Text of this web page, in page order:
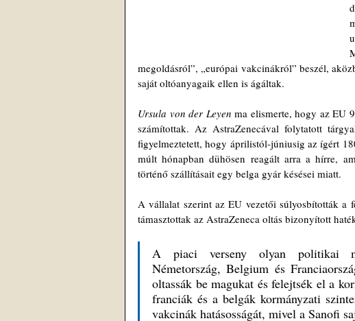
megoldásról”, „európai vakcinákról” beszél,
saját oltóanyagaik ellen is ágáltak.
Ursula von der Leyen ma elismerte, hogy az EU
számítottak. Az AstraZenecával folytatott
figyelmeztetett, hogy áprilistól-júniusig az ígért
múlt hónapban dühösen reagált arra a hírre,
történő szállításait egy belga gyár késései miatt.
A vállalat szerint az EU vezetői súlyosbították a
támasztottak az AstraZeneca oltás bizonyított
A piaci verseny olyan politikai
Németország, Belgium és
oltassák be magukat és felejtsék el a
franciák és a belgák kormányzati
vakcinák hatásosságát, mivel a Sanofi